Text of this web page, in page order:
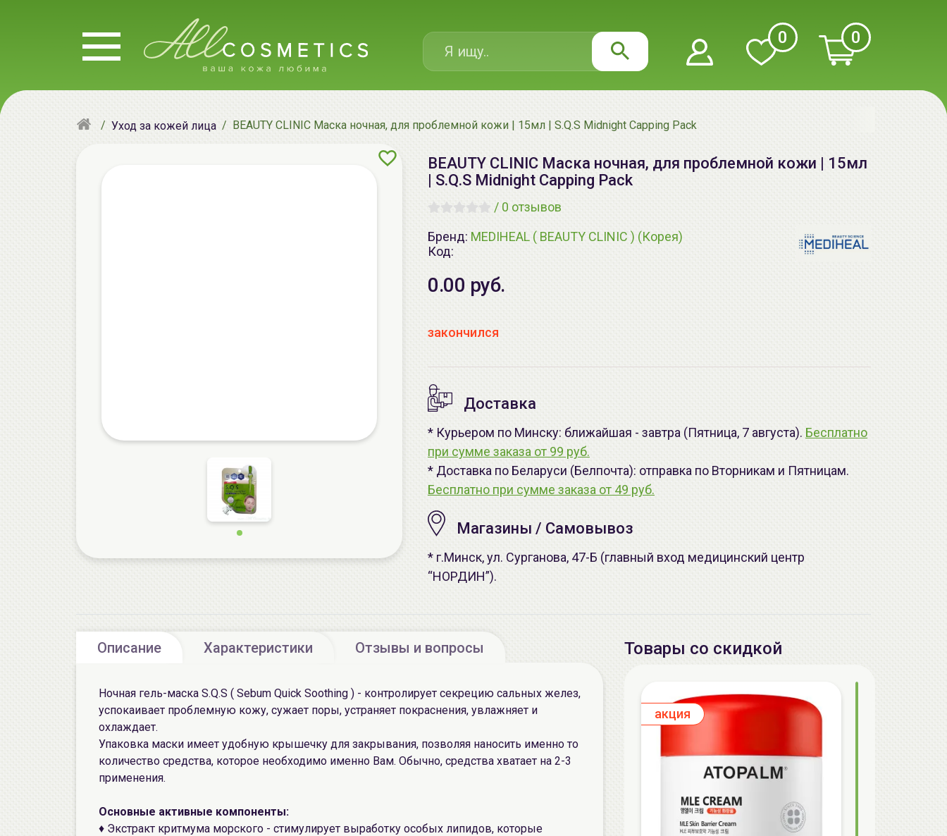
0 0
Уход за кожей лица BEAUTY CLINIC Маска ночная, для проблемной кожи | 15мл | S.Q.S Midnight Capping Pack
BEAUTY CLINIC Маска ночная, для проблемной кожи | 15мл
| S.Q.S Midnight Capping Pack
/ 0 отзывов
Бренд: MEDIHEAL ( BEAUTY CLINIC ) (Корея)
Код:
0.00 руб.
закончился
Доставка
* Курьером по Минску: ближайшая - завтра (Пятница, 7 августа). Бесплатно
при сумме заказа от 99 руб.
* Доставка по Беларуси (Белпочта): отправка по Вторникам и Пятницам.
Бесплатно при сумме заказа от 49 руб.
Магазины / Самовывоз
* г.Минск, ул. Сурганова, 47-Б (главный вход медицинский центр
“НОРДИН”).
Описание Характеристики Отзывы и вопросы
Ночная гель-маска S.Q.S ( Sebum Quick Soothing ) - контролирует секрецию сальных желез,
успокаивает проблемную кожу, сужает поры, устраняет покраснения, увлажняет и
охлаждает.
Упаковка маски имеет удобную крышечку для закрывания, позволяя наносить именно то
количество средства, которое необходимо именно Вам. Обычно, средства хватает на 2-3
применения.
Основные активные компоненты:
♦ Экстракт критмума морского - стимулирует выработку особых липидов, которые
Товары со скидкой
aкция